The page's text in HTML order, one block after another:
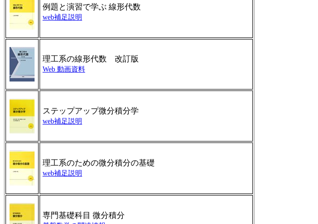
例題と演習で学ぶ 線形代数
web補足説明
理工系の線形代数 改訂版
Web 動画資料
ステップアップ微分積分学
web補足説明
理工系のための微分積分の基礎
web補足説明
専門基礎科目 微分積分